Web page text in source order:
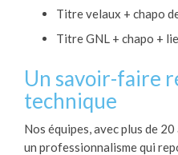
Titre velaux + chapo
Titre GNL + chapo +
Un savoir-faire
technique
Nos équipes, avec plus de
un professionnalisme qui